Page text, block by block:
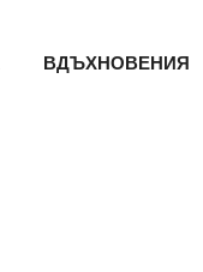
ВДЪХНОВЕНИЯ